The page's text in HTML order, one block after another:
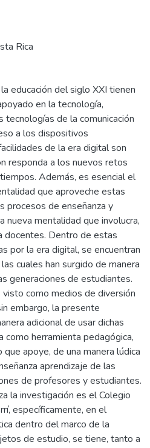
Rica
educación del siglo XXI tienen
en la tecnología,
tecnologías de la comunicación
a los dispositivos
de la era digital son
responda a los nuevos retos
Además, es esencial el
que aproveche estas
procesos de enseñanza y
nueva mentalidad que involucra,
docentes. Dentro de estas
por la era digital, se encuentran
cuales han surgido de manera
generaciones de estudiantes.
visto como medios de diversión
embargo, la presente
adicional de usar dichas
como herramienta pedagógica,
apoye, de una manera lúdica
aprendizaje de las
de profesores y estudiantes.
la investigación es el Colegio
específicamente, en el
dentro del marco de la
de estudio, se tiene, tanto a